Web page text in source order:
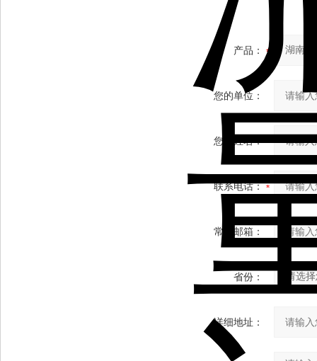
产品：
您的单位：
您的姓名：
联系电话：
常用邮箱：
省份：
详细地址：